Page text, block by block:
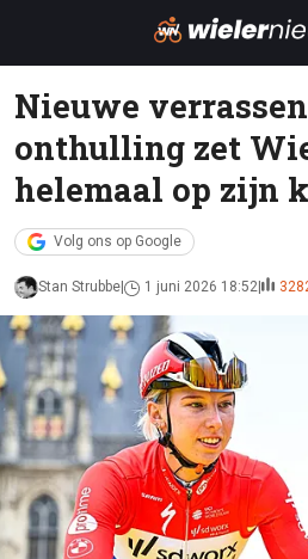
Nieuwe
onthulling zet
helemaal op zijn
Volg ons op Google
Stan Strubbe 1 juni 2026 18:52